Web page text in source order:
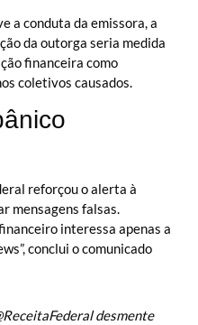
a conduta da emissora, a
da outorga seria medida
financeira como
coletivos causados.
reforçou o alerta à
mensagens falsas.
interessa apenas a
conclui o comunicado
desmente